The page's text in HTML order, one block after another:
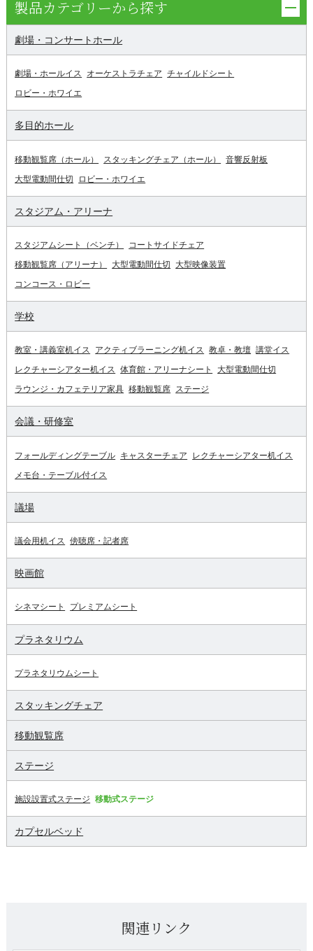
製品カテゴリーから探す
劇場・コンサートホール
劇場・ホールイス オーケストラチェア チャイルドシート
ロビー・ホワイエ
多目的ホール
移動観覧席（ホール） スタッキングチェア（ホール）
音響反射板
大型電動間仕切
ロビー・ホワイエ
スタジアム・アリーナ
スタジアムシート（ベンチ）
コートサイドチェア
移動観覧席（アリーナ）
大型電動間仕切
大型映像装置
コンコース・ロビー
学校
教室・講義室机イス アクティブラーニング机イス 教卓・教壇 講堂イス
レクチャーシアター机イス 体育館・アリーナシート
大型電動間仕切
ラウンジ・カフェテリア家具 移動観覧席 ステージ
会議・研修室
フォールディングテーブル キャスターチェア
レクチャーシアター机イス
メモ台・テーブル付イス
議場
議会用机イス 傍聴席・記者席
映画館
シネマシート プレミアムシート
プラネタリウム
プラネタリウムシート
スタッキングチェア
移動観覧席
ステージ
施設設置式ステージ 移動式ステージ
カプセルベッド
関連リンク